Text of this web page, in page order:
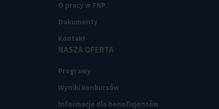
O pracy w FNP
Dokumenty
Kontakt
NASZA OFERTA
Programy
Wyniki konkursów
Informacje dla beneficjentów